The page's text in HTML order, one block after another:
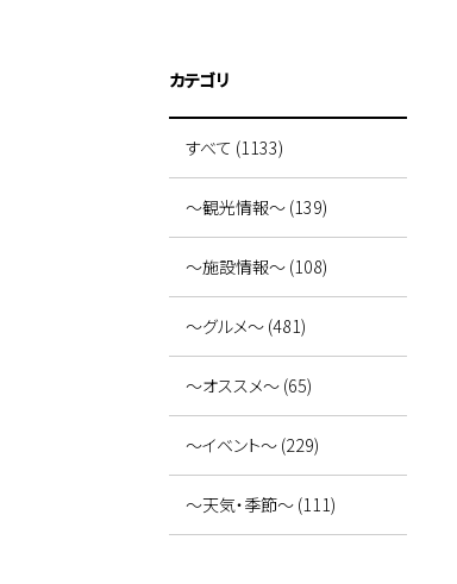
カテゴリ
すべて (1133)
～観光情報～ (139)
～施設情報～ (108)
～グルメ～ (481)
～オススメ～ (65)
～イベント～ (229)
～天気・季節～ (111)